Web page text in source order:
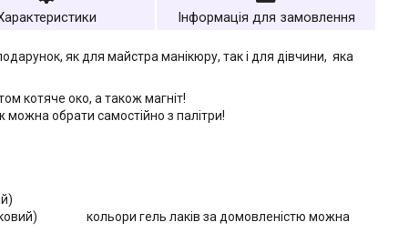
Інформація для замовлення
як для майстра манікюру, так і для дівчини, яка
котяче око, а також магніт!
можна обрати самостійно з палітри!
кольори гель лаків за домовленістю можна